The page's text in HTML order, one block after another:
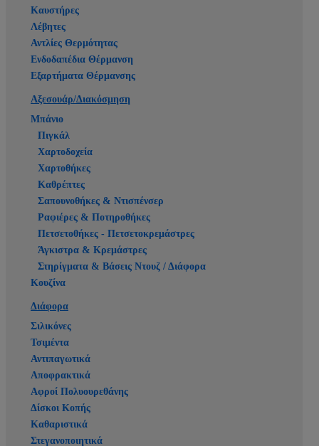
Καυστήρες
Λέβητες
Αντλίες Θερμότητας
Ενδοδαπέδια Θέρμανση
Εξαρτήματα Θέρμανσης
Αξεσουάρ/Διακόσμηση
Μπάνιο
Πιγκάλ
Χαρτοδοχεία
Χαρτοθήκες
Καθρέπτες
Σαπουνοθήκες & Ντισπένσερ
Ραφιέρες & Ποτηροθήκες
Πετσετοθήκες - Πετσετοκρεμάστρες
Άγκιστρα & Κρεμάστρες
Στηρίγματα & Βάσεις Ντουζ / Διάφορα
Κουζίνα
Διάφορα
Σιλικόνες
Τσιμέντα
Αντιπαγωτικά
Αποφρακτικά
Αφροί Πολυουρεθάνης
Δίσκοι Κοπής
Καθαριστικά
Στεγανοποιητικά